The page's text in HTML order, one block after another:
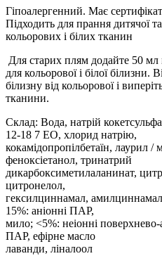
Гіпоалергенний. Має
Підходить для прання дитячої
кольорових і білих тканин
Для старих плям додайте 50 мл
для кольорової і білої білизни.
білизну від кольорової і
тканини.
Склад: Вода, натрій
12-18 7 EO, хлорид натрію,
кокамідопропілбетаїн, лаурил
феноксіетанол, тринатрий
дикарбоксиметилаланинат,
цитронелол,
гексилциннамал,
15%: аніонні ПАР,
мило; <5%: неіонні
ПАР, ефірне масло
лаванди, ліналоол